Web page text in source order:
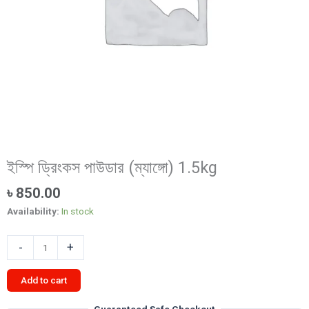
ইস্পি ড্রিংকস পাউডার (ম্যাঙ্গো) 1.5kg
৳ 850.00
Availability: In stock
-
ড্রিংকস
পাউডার
(ম্যাঙ্গো)
+
Add to cart